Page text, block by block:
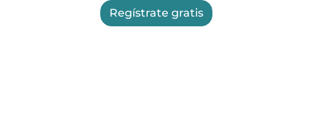
Regístrate gratis